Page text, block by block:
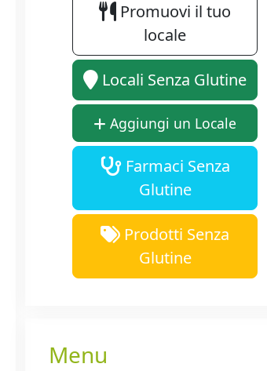
Promuovi il tuo
locale
Locali Senza Glutine
Aggiungi un Locale
Farmaci Senza
Glutine
Prodotti Senza
Glutine
Menu